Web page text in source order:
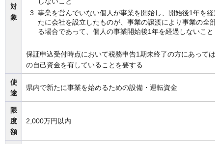
対
象
事業を営んでいない個人が事業を開始し、開始後1年を経
たに会社を設立したものが、事業の譲渡により事業の全
る場合であって、個人の事業開始後1年を経過しないこと
保証申込受付時点において税務申告1期未終了の方にあっては
の自己資金を有していることを要する
使
途
県内で新たに事業を始めるための設備・運転資金
限
度
額
2,000万円以内